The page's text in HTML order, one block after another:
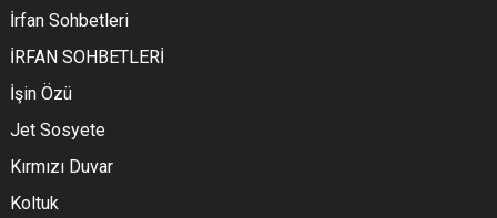
İrfan Sohbetleri
İRFAN SOHBETLERİ
İşin Özü
Jet Sosyete
Kırmızı Duvar
Koltuk